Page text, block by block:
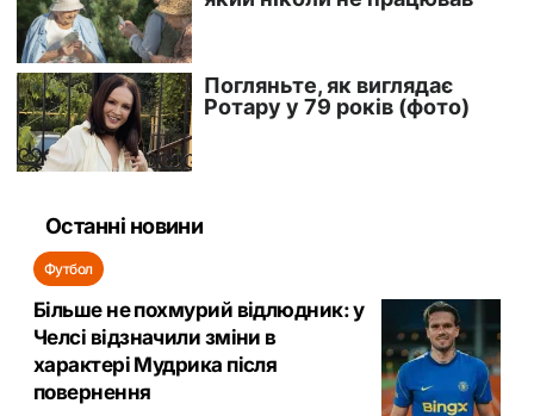
Останні новини
Футбол
Більше не похмурий відлюдник: у
Челсі відзначили зміни в
характері Мудрика після
повернення